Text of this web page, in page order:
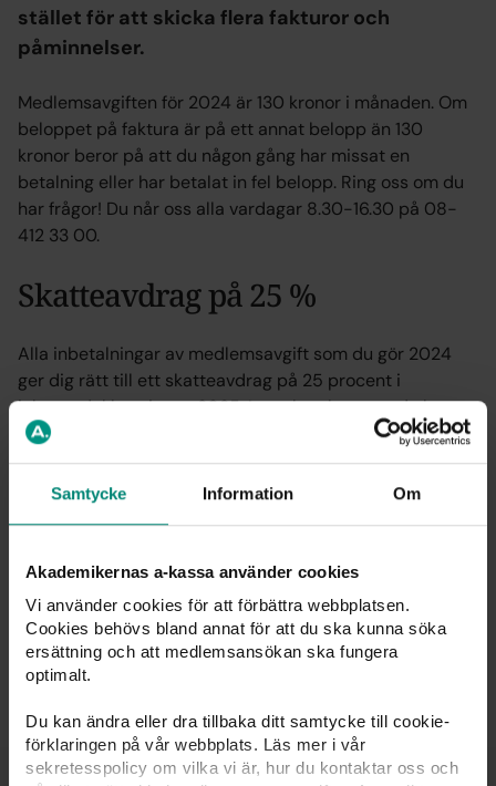
Samtycke Information Om
Akademikernas a-kassa använder cookies
Vi använder cookies för att förbättra webbplatsen.
Cookies behövs bland annat för att du ska kunna söka
ersättning och att medlemsansökan ska fungera
optimalt.
Du kan ändra eller dra tillbaka ditt samtycke till cookie-
förklaringen på vår webbplats. Läs mer i vår
sekretesspolicy om vilka vi är, hur du kontaktar oss och
stället för att skicka flera fakturor och
påminnelser.
Medlemsavgiften för 2024 är 130 kronor i månaden. Om
beloppet på faktura är på ett annat belopp än 130
kronor beror på att du någon gång har missat en
betalning eller har betalat in fel belopp. Ring oss om du
har frågor! Du når oss alla vardagar 8.30-16.30 på 08-
412 33 00.
Skatteavdrag på 25 %
Alla inbetalningar av medlemsavgift som du gör 2024
ger dig rätt till ett skatteavdrag på 25 procent i
inkomstdeklarationen 2025. Inom kort kommer du kunna
se vilket belopp som dras från skatten för 2023 i Mitt
medlemskap. Där kan du även se dina inbetalningar, hur
länge du varit medlem, ladda ner medlemsintyg med
Logga in i Mitt medlemskap
Publicerad: 11 feb. 2024